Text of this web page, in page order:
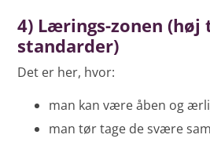
4) Lærings-zonen (høj
standarder)
Det er her, hvor:
man kan være åben og
man tør tage de svære